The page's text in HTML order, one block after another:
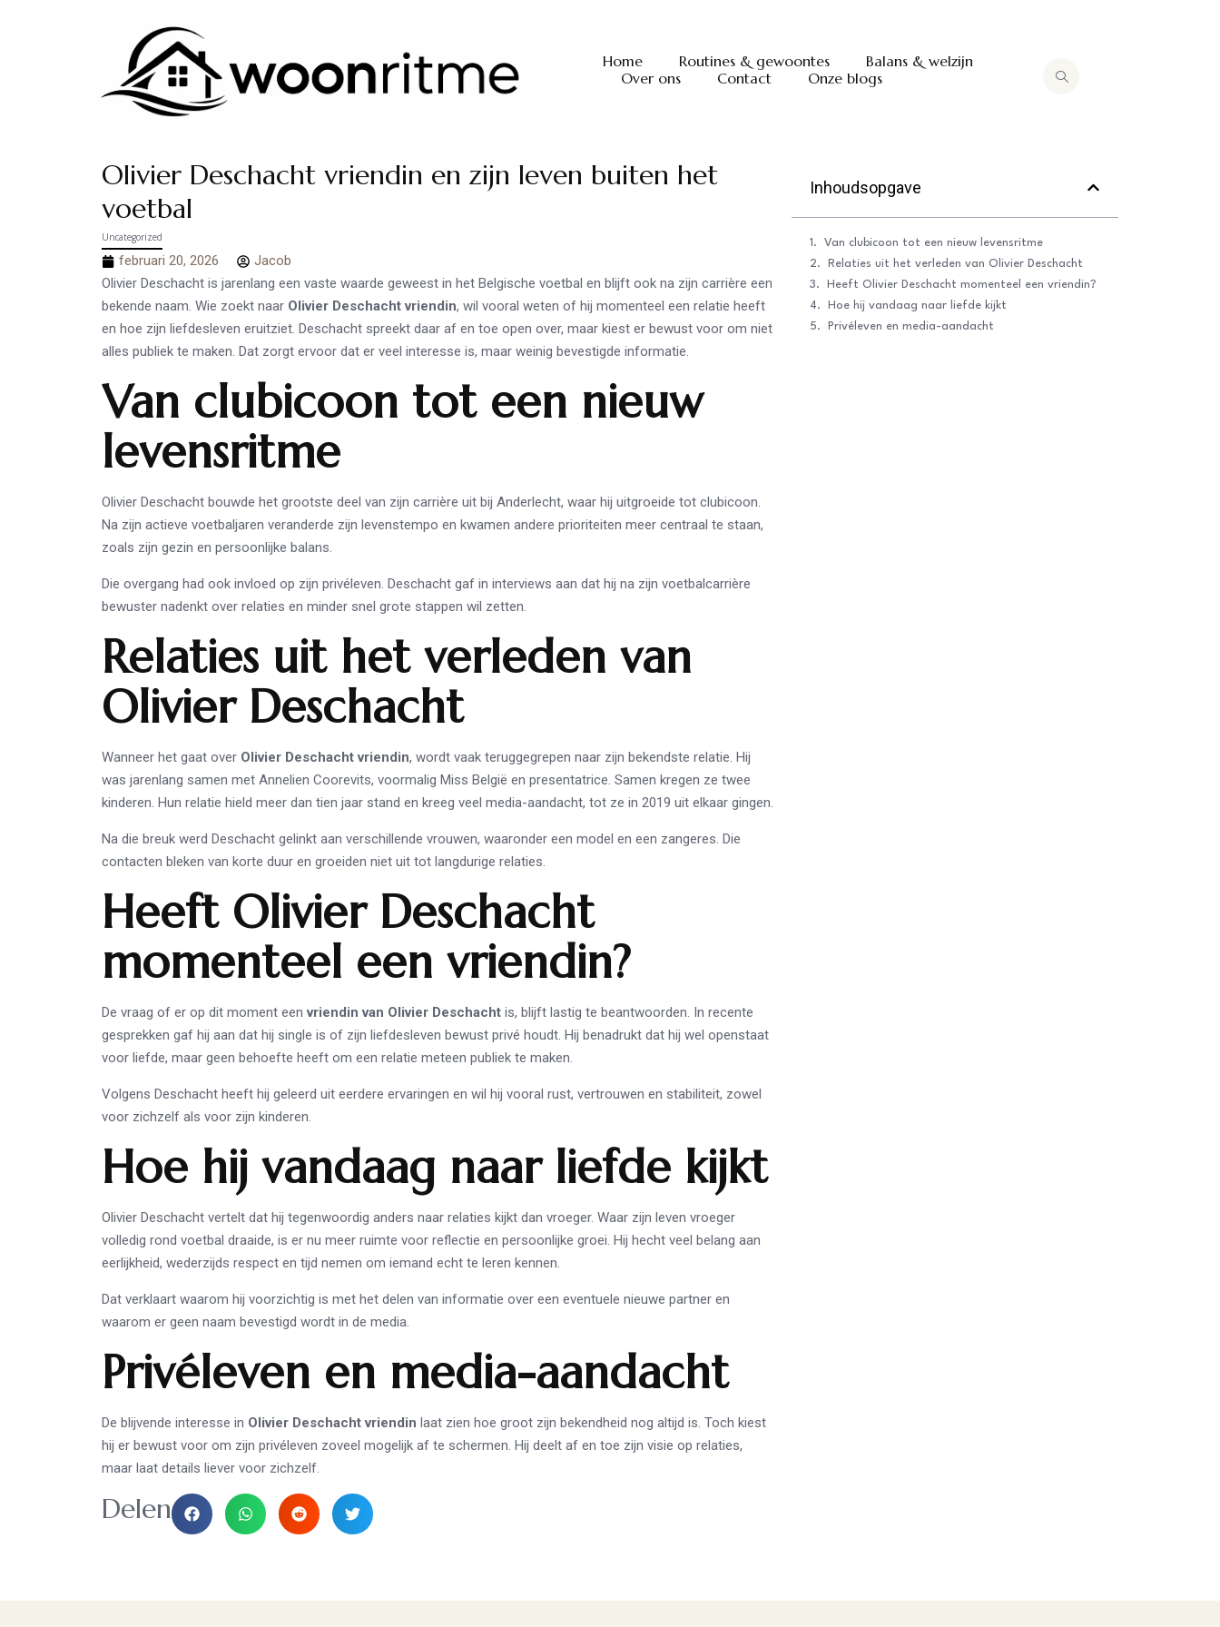
Home Routines & gewoontes
Balans & welzijn
Over ons
Contact Onze blogs
Olivier Deschacht vriendin en zijn leven buiten het
voetbal
Uncategorized
februari 20, 2026
Jacob
Olivier Deschacht is jarenlang een vaste waarde geweest in het Belgische voetbal en blijft ook na zijn carrière een
bekende naam. Wie zoekt naar Olivier Deschacht vriendin, wil vooral weten of hij momenteel een relatie heeft
en hoe zijn liefdesleven eruitziet. Deschacht spreekt daar af en toe open over, maar kiest er bewust voor om niet
alles publiek te maken. Dat zorgt ervoor dat er veel interesse is, maar weinig bevestigde informatie.
Van clubicoon tot een nieuw
levensritme
Olivier Deschacht bouwde het grootste deel van zijn carrière uit bij Anderlecht, waar hij uitgroeide tot clubicoon.
Na zijn actieve voetbaljaren veranderde zijn levenstempo en kwamen andere prioriteiten meer centraal te staan,
zoals zijn gezin en persoonlijke balans.
Die overgang had ook invloed op zijn privéleven. Deschacht gaf in interviews aan dat hij na zijn voetbalcarrière
bewuster nadenkt over relaties en minder snel grote stappen wil zetten.
Relaties uit het verleden van
Olivier Deschacht
Wanneer het gaat over Olivier Deschacht vriendin, wordt vaak teruggegrepen naar zijn bekendste relatie. Hij
was jarenlang samen met Annelien Coorevits, voormalig Miss België en presentatrice. Samen kregen ze twee
kinderen. Hun relatie hield meer dan tien jaar stand en kreeg veel media-aandacht, tot ze in 2019 uit elkaar gingen.
Na die breuk werd Deschacht gelinkt aan verschillende vrouwen, waaronder een model en een zangeres. Die
contacten bleken van korte duur en groeiden niet uit tot langdurige relaties.
Heeft Olivier Deschacht
momenteel een vriendin?
De vraag of er op dit moment eenvriendin van Olivier Deschacht is, blijft lastig te beantwoorden. In recente
gesprekken gaf hij aan dat hij single is of zijn liefdesleven bewust privé houdt. Hij benadrukt dat hij wel openstaat
voor liefde, maar geen behoefte heeft om een relatie meteen publiek te maken.
Volgens Deschacht heeft hij geleerd uit eerdere ervaringen en wil hij vooral rust, vertrouwen en stabiliteit, zowel
voor zichzelf als voor zijn kinderen.
Hoe hij vandaag naar liefde kijkt
Olivier Deschacht vertelt dat hij tegenwoordig anders naar relaties kijkt dan vroeger. Waar zijn leven vroeger
volledig rond voetbal draaide, is er nu meer ruimte voor reflectie en persoonlijke groei. Hij hecht veel belang aan
eerlijkheid, wederzijds respect en tijd nemen om iemand echt te leren kennen.
Dat verklaart waarom hij voorzichtig is met het delen van informatie over een eventuele nieuwe partner en
waarom er geen naam bevestigd wordt in de media.
Privéleven en media-aandacht
De blijvende interesse in Olivier Deschacht vriendin laat zien hoe groot zijn bekendheid nog altijd is. Toch kiest
hij er bewust voor om zijn privéleven zoveel mogelijk af te schermen. Hij deelt af en toe zijn visie op relaties,
maar laat details liever voor zichzelf.
Delen
Inhoudsopgave
Van clubicoon tot een nieuw levensritme
Relaties uit het verleden van Olivier Deschacht
Heeft Olivier Deschacht momenteel een vriendin?
Hoe hij vandaag naar liefde kijkt
Privéleven en media-aandacht